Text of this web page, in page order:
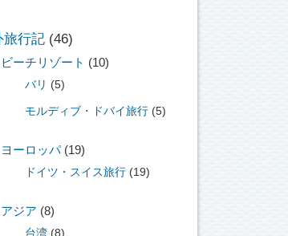
旅行記 (46)
ビーチリゾート (10)
バリ (5)
モルディブ・ドバイ旅行 (5)
ヨーロッパ(19)
ドイツ・スイス旅行 (19)
アジア (8)
台湾 (8)